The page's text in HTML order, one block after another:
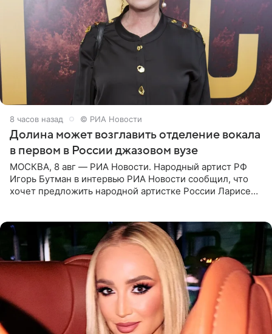
8 часов назад © РИА Новости
Долина может возглавить отделение вокала
в первом в России джазовом вузе
МОСКВА, 8 авг — РИА Новости. Народный артист РФ
Игорь Бутман в интервью РИА Новости сообщил, что
хочет предложить народной артистке России Ларисе